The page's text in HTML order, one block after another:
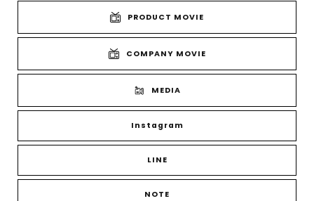
PRODUCT MOVIE
COMPANY MOVIE
MEDIA
Instagram
LINE
NOTE